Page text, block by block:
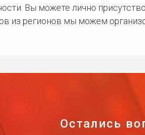
Вы можете лично
из регионов мы можем
Остались